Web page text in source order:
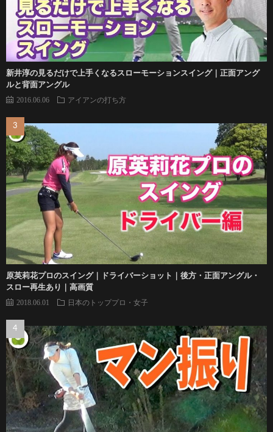
新井淳の見るだけで上手くなるスローモーションスイング｜正面アング
ルと背面アングル
2016.06.06 アイアンの打ち方
原英莉花プロのスイング｜ドライバーショット｜後方・正面アングル・
スロー再生あり｜高画質
2018.06.01 日本のトッププロ・女子